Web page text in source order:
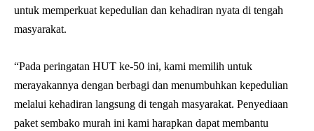
untuk memperkuat kepedulian dan kehadiran nyata di tengah
masyarakat.
“Pada peringatan HUT ke-50 ini, kami memilih untuk
merayakannya dengan berbagi dan menumbuhkan kepedulian
melalui kehadiran langsung di tengah masyarakat. Penyediaan
paket sembako murah ini kami harapkan dapat membantu